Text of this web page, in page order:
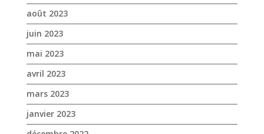
août 2023
juin 2023
mai 2023
avril 2023
mars 2023
janvier 2023